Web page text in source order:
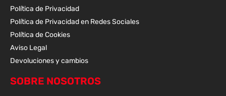
Sale 15% Off
VÁSTAGO DE CILINDRO 8 X 148 MM (Cantidad: 4)
Política de Privacidad
Política de Privacidad en Redes Sociales
Política de Cookies
Aviso Legal
Devoluciones y cambios
SOBRE NOSOTROS